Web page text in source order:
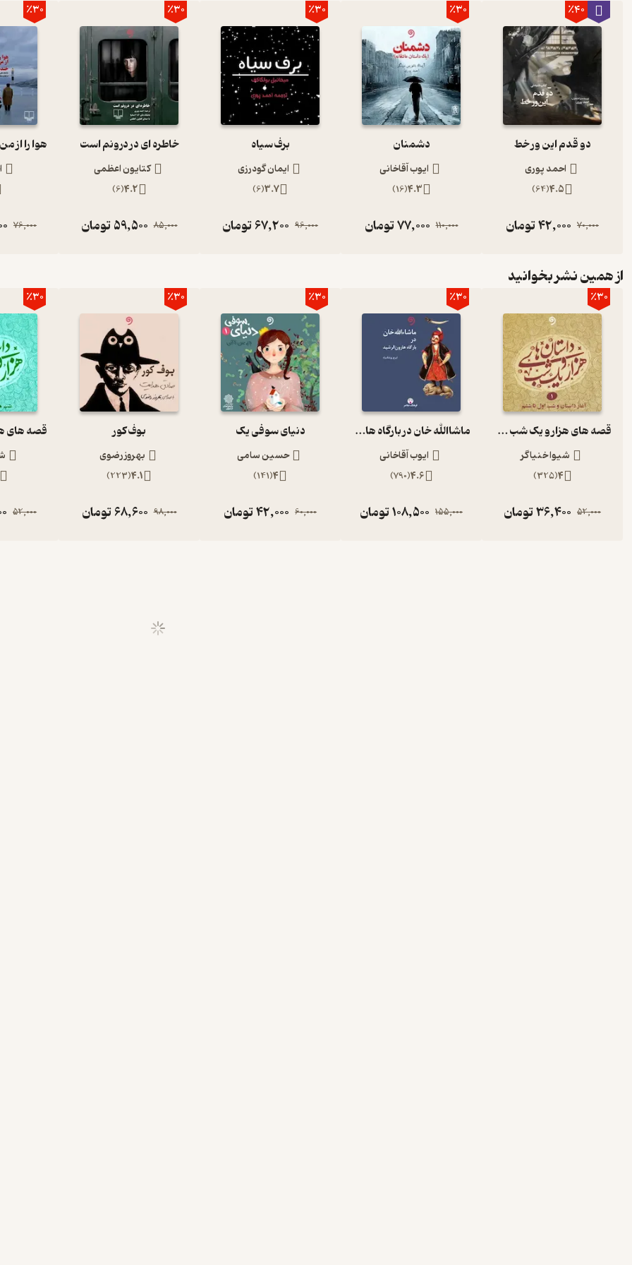
٪40
دو قدم این ور خط
احمد پوری
4.5
(
64
)
70,000
42,000تومان
٪30
دشمنان
ایوب آقاخانی
4.3
(
16
)
110,000
77,000تومان
٪30
برف سیاه
ایمان گودرزی
3.7
(
6
)
96,000
67,200تومان
٪30
خاطره ای در درونم است
کتایون اعظمی
4.2
(
6
)
85,000
59,500تومان
٪30
76,000
از همین نشر بخوانید
٪30
قصه های هزار و یک شب جلد 1
شیوا خنیاگر
4
(
325
)
52,000
36,400تومان
٪30
ماشاالله خان در بارگاه هارون الرشید
ایوب آقاخانی
4.6
(
790
)
155,000
108,500تومان
٪30
دنیای سوفی یک
حسین سامی
4
(
141
)
60,000
42,000تومان
٪30
بوف کور
بهروز رضوی
4.1
(
223
)
98,000
68,600تومان
٪30
52,000